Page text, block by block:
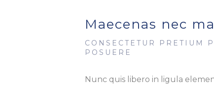
Maecenas nec
CONSECTETUR PRETIUM
POSUERE
Nunc quis libero in ligula